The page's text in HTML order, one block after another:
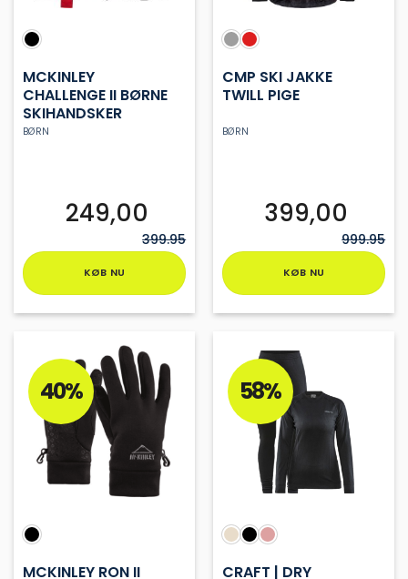
BØRN
MCKINLEY
CHALLENGE II BØRNE
SKIHANDSKER
KØB NU
har
flere
varianter.
Mulighederne
vælges
på
varesiden
399.95
249,00
BØRN
CMP SKI JAKKE
TWILL PIGE
KØB NU
flere
varianter.
Mulighederne
vælges
varesiden
999.95
399,00
40%
MCKINLEY RON II
58%
CRAFT | DRY